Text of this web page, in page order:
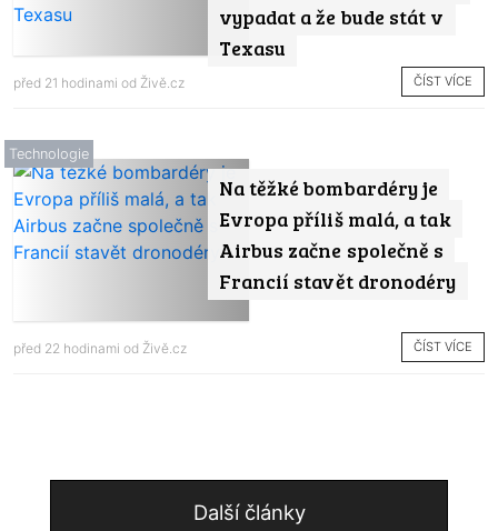
vypadat a že bude stát v
Texasu
před 21 hodinami od Živě.cz ČÍST VÍCE
Na těžké bombardéry je
Evropa příliš malá, a tak
Airbus začne společně s
Francií stavět dronodéry
Technologie
před 22 hodinami od Živě.cz ČÍST VÍCE
Další články